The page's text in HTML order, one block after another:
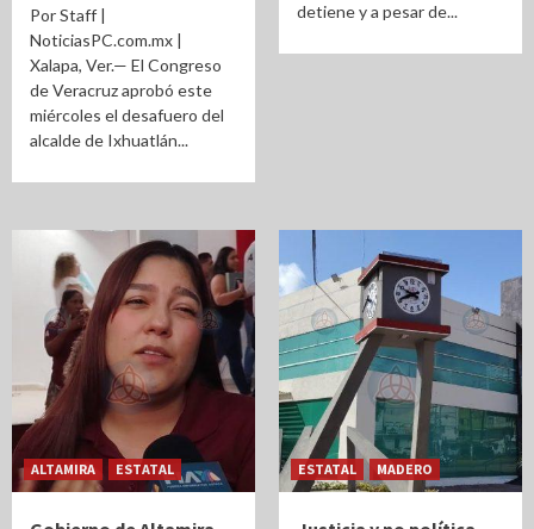
Por Staff |
NoticiasPC.com.mx |
Xalapa, Ver.— El Congreso
de Veracruz aprobó este
miércoles el desafuero del
alcalde de Ixhuatlán...
detiene y a pesar de...
ALTAMIRA ESTATAL ESTATAL MADERO